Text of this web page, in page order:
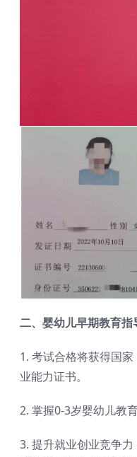
二、婴幼儿早期教育指
1. 考试合格将获得国
业能力证书。
2. 掌握0-3岁婴幼儿教
3. 提升就业创业竞争